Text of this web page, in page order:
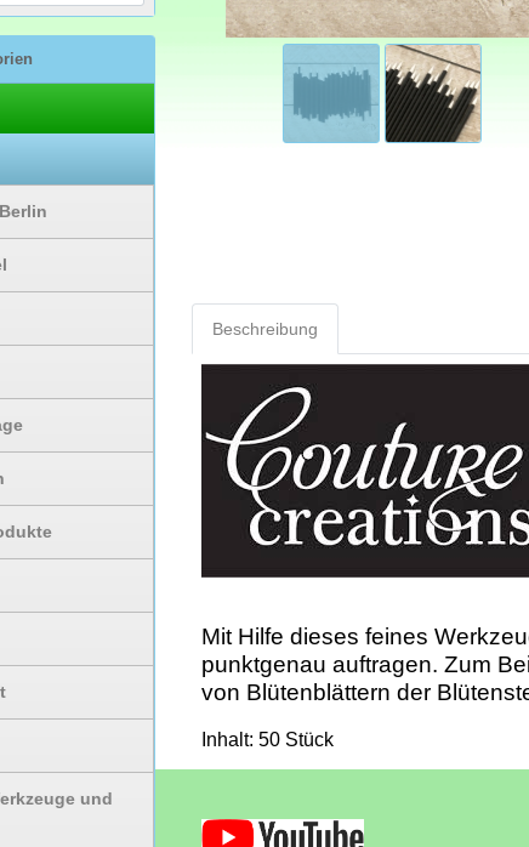
und
Beschreibung
Mit Hilfe dieses feines
punktgenau auftragen. Zum
von Blütenblättern der
Inhalt: 50 Stück